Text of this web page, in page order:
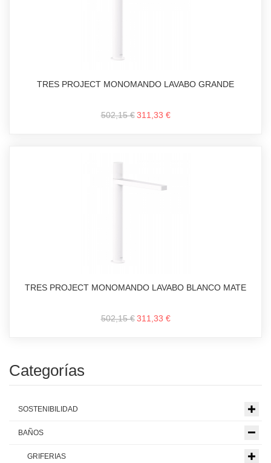
TRES PROJECT MONOMANDO LAVABO GRANDE
502,15 € 311,33 €
TRES PROJECT MONOMANDO LAVABO BLANCO MATE
502,15 € 311,33 €
Categorías
SOSTENIBILIDAD
BAÑOS
GRIFERIAS